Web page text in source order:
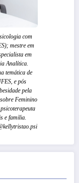
com
mestre em
em
Analítica.
temática de
e pós
pela
Feminino
e familia.